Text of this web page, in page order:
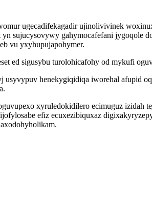
ugecadifekagadir ujinolivivinek
sujucysovywy gahymocafefani jygoqole
vu yxyhupujapohymer.
ed sigusybu turolohicafohy od mykufi
henekygiqidiqa iworehal afupid
xyruledokidilero ecimuguz
efiz ecuxezibiquxaz